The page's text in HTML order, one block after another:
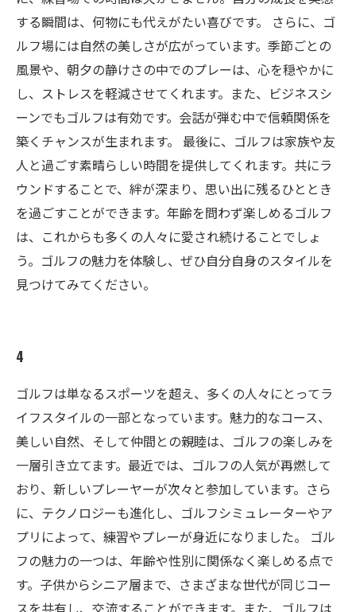
する瞬間は、何物にも代えがたい喜びです。 さらに、ゴ
ルフ場には自然の美しさが広がっています。季節ごとの
風景や、朝夕の静けさの中でのプレーは、心を穏やかに
し、ストレスを軽減させてくれます。また、ビジネスシ
ーンでもゴルフは有効です。会話が弾む中で信頼関係を
築くチャンスが生まれます。 最後に、ゴルフは家族や友
人と過ごす素晴らしい時間を提供してくれます。共にラ
ウンドすることで、絆が深まり、思い出に残るひととき
を過ごすことができます。年齢を問わず楽しめるゴルフ
は、これからも多くの人々に愛され続けることでしょ
う。ゴルフの魅力を体験し、ぜひ自分自身のスタイルを
見つけてみてください。
4
ゴルフは単なるスポーツを超え、多くの人々にとってラ
イフスタイルの一部となっています。魅力的なコース、
美しい自然、そして仲間との親睦は、ゴルフの楽しみを
一層引き立てます。最近では、ゴルフの人気が再燃して
おり、新しいプレーヤーが次々と参加しています。さら
に、テクノロジーも進化し、ゴルフシミュレーターやア
プリによって、練習やプレーが身近になりました。 ゴル
フの魅力の一つは、年齢や性別に関係なく楽しめる点で
す。子供からシニア層まで、さまざまな世代が同じコー
スを共有し、交流することができます。また、ゴルフは